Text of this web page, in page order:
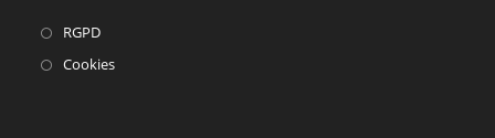
RGPDS’ouvre
dans
CookiesS’ouvre